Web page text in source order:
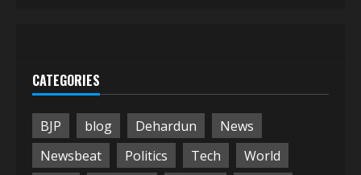
CATEGORIES
BJP blog Dehardun
News
Newsbeat
Politics Tech
World